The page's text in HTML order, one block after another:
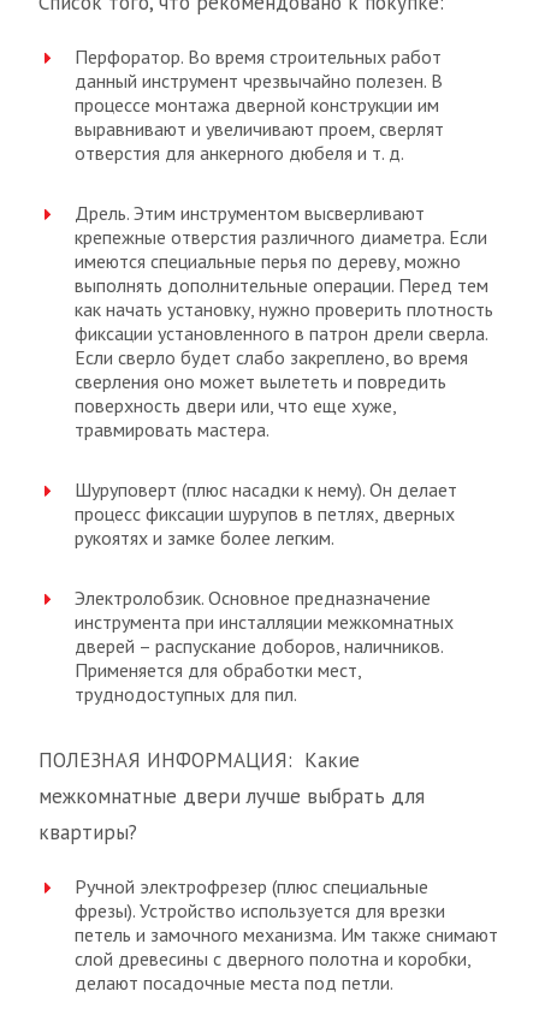
Перфоратор. Во время строительных работ
данный инструмент чрезвычайно полезен. В
процессе монтажа дверной конструкции им
выравнивают и увеличивают проем, сверлят
отверстия для анкерного дюбеля и т. д.
Дрель. Этим инструментом высверливают
крепежные отверстия различного диаметра. Если
имеются специальные перья по дереву, можно
выполнять дополнительные операции. Перед тем
как начать установку, нужно проверить плотность
фиксации установленного в патрон дрели сверла.
Если сверло будет слабо закреплено, во время
сверления оно может вылететь и повредить
поверхность двери или, что еще хуже,
травмировать мастера.
Шуруповерт (плюс насадки к нему). Он делает
процесс фиксации шурупов в петлях, дверных
рукоятях и замке более легким.
Электролобзик. Основное предназначение
инструмента при инсталляции межкомнатных
дверей – распускание доборов, наличников.
Применяется для обработки мест,
труднодоступных для пил.
ПОЛЕЗНАЯ ИНФОРМАЦИЯ: Какие
межкомнатные двери лучше выбрать для
квартиры?
Ручной электрофрезер (плюс специальные
фрезы). Устройство используется для врезки
петель и замочного механизма. Им также снимают
слой древесины с дверного полотна и коробки,
делают посадочные места под петли.